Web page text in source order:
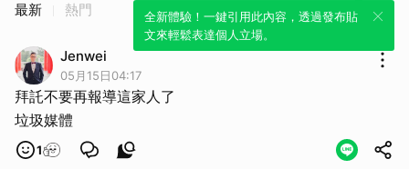
全新體驗！一鍵引用此內容，透過發布貼
文來輕鬆表達個人立場。
最新 熱門
Jenwei
05月15日04:17
拜託不要再報導這家人了
垃圾媒體
1